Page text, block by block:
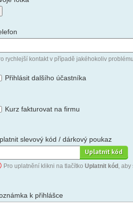
rychlejší kontakt v případě jakéhokoliv
Přihlásit dalšího účastníka
Kurz fakturovat na firmu
slevový kód / dárkový poukaz
Pro uplatnění klikni na tlačítko Uplatnit kód , aby
k přihlášce